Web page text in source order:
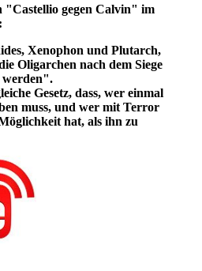
"Castellio gegen Calvin" im
Xenophon und Plutarch,
Oligarchen nach dem Siege
werden".
Gesetz, dass, wer einmal
muss, und wer mit Terror
hat, als ihn zu